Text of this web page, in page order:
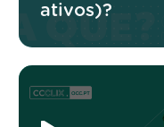
ativos)?